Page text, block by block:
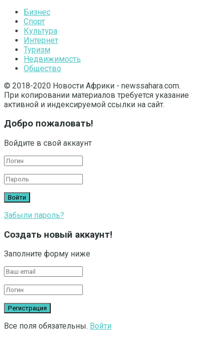
Бизнес
Спорт
Культура
Интернет
Туризм
Недвижимость
Общество
© 2018-2020 Новости Африки - newssahara.com.
При копировании материалов требуется указание
активной и индексируемой ссылки на сайт.
Добро пожаловать!
Войдите в свой аккаунт
Забыли пароль?
Создать новый аккаунт!
Заполните форму ниже
Все поля обязательны. Войти